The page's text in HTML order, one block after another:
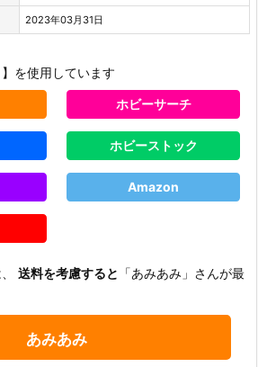
2023年03月31日
を使用しています
ホビーサーチ
ホビーストック
Amazon
送料を考慮すると 「あみあみ」さんが最
あみあみ